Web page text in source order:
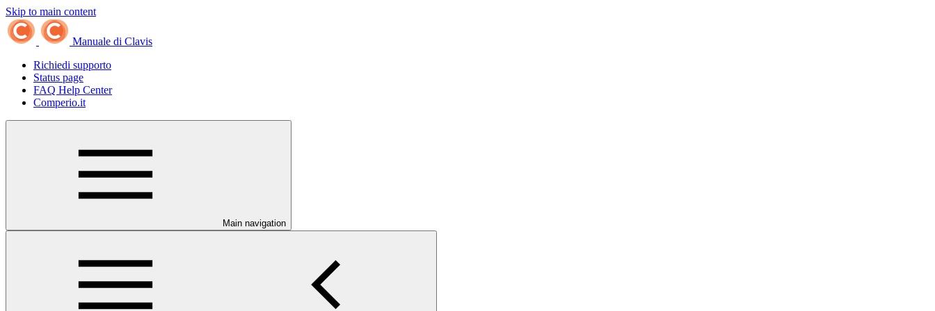
Skip to main content
Manuale di Clavis
Richiedi supporto
Status page
FAQ Help Center
Comperio.it
Main navigation